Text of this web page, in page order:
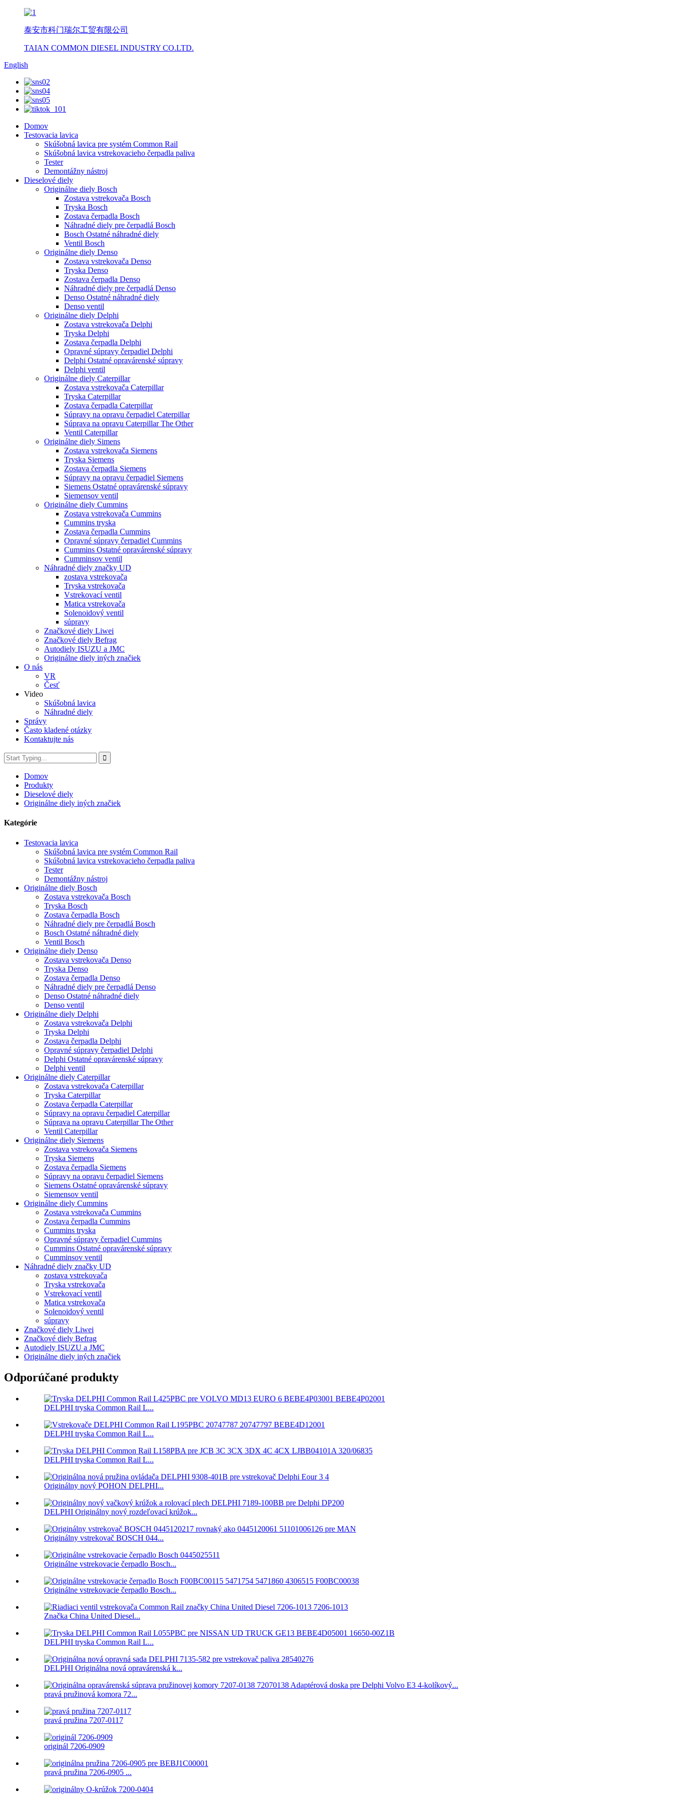
泰安市科门瑞尔工贸有限公司
TAIAN COMMON DIESEL INDUSTRY CO.LTD.
English
Domov
Testovacia lavica
Skúšobná lavica pre systém Common Rail
Skúšobná lavica vstrekovacieho čerpadla paliva
Tester
Demontážny nástroj
Dieselové diely
Originálne diely Bosch
Zostava vstrekovača Bosch
Tryska Bosch
Zostava čerpadla Bosch
Náhradné diely pre čerpadlá Bosch
Bosch Ostatné náhradné diely
Ventil Bosch
Originálne diely Denso
Zostava vstrekovača Denso
Tryska Denso
Zostava čerpadla Denso
Náhradné diely pre čerpadlá Denso
Denso Ostatné náhradné diely
Denso ventil
Originálne diely Delphi
Zostava vstrekovača Delphi
Tryska Delphi
Zostava čerpadla Delphi
Opravné súpravy čerpadiel Delphi
Delphi Ostatné opravárenské súpravy
Delphi ventil
Originálne diely Caterpillar
Zostava vstrekovača Caterpillar
Tryska Caterpillar
Zostava čerpadla Caterpillar
Súpravy na opravu čerpadiel Caterpillar
Súprava na opravu Caterpillar The Other
Ventil Caterpillar
Originálne diely Simens
Zostava vstrekovača Siemens
Tryska Siemens
Zostava čerpadla Siemens
Súpravy na opravu čerpadiel Siemens
Siemens Ostatné opravárenské súpravy
Siemensov ventil
Originálne diely Cummins
Zostava vstrekovača Cummins
Cummins tryska
Zostava čerpadla Cummins
Opravné súpravy čerpadiel Cummins
Cummins Ostatné opravárenské súpravy
Cumminsov ventil
Náhradné diely značky UD
zostava vstrekovača
Tryska vstrekovača
Vstrekovací ventil
Matica vstrekovača
Solenoidový ventil
súpravy
Značkové diely Liwei
Značkové diely Befrag
Autodiely ISUZU a JMC
Originálne diely iných značiek
O nás
VR
Česť
Video
Skúšobná lavica
Náhradné diely
Správy
Často kladené otázky
Kontaktujte nás
Domov
Produkty
Dieselové diely
Originálne diely iných značiek
Kategórie
Testovacia lavica
Skúšobná lavica pre systém Common Rail
Skúšobná lavica vstrekovacieho čerpadla paliva
Tester
Demontážny nástroj
Originálne diely Bosch
Zostava vstrekovača Bosch
Tryska Bosch
Zostava čerpadla Bosch
Náhradné diely pre čerpadlá Bosch
Bosch Ostatné náhradné diely
Ventil Bosch
Originálne diely Denso
Zostava vstrekovača Denso
Tryska Denso
Zostava čerpadla Denso
Náhradné diely pre čerpadlá Denso
Denso Ostatné náhradné diely
Denso ventil
Originálne diely Delphi
Zostava vstrekovača Delphi
Tryska Delphi
Zostava čerpadla Delphi
Opravné súpravy čerpadiel Delphi
Delphi Ostatné opravárenské súpravy
Delphi ventil
Originálne diely Caterpillar
Zostava vstrekovača Caterpillar
Tryska Caterpillar
Zostava čerpadla Caterpillar
Súpravy na opravu čerpadiel Caterpillar
Súprava na opravu Caterpillar The Other
Ventil Caterpillar
Originálne diely Siemens
Zostava vstrekovača Siemens
Tryska Siemens
Zostava čerpadla Siemens
Súpravy na opravu čerpadiel Siemens
Siemens Ostatné opravárenské súpravy
Siemensov ventil
Originálne diely Cummins
Zostava vstrekovača Cummins
Zostava čerpadla Cummins
Cummins tryska
Opravné súpravy čerpadiel Cummins
Cummins Ostatné opravárenské súpravy
Cumminsov ventil
Náhradné diely značky UD
zostava vstrekovača
Tryska vstrekovača
Vstrekovací ventil
Matica vstrekovača
Solenoidový ventil
súpravy
Značkové diely Liwei
Značkové diely Befrag
Autodiely ISUZU a JMC
Originálne diely iných značiek
Odporúčané produkty
DELPHI tryska Common Rail L...
DELPHI tryska Common Rail L...
DELPHI tryska Common Rail L...
Originálny nový POHON DELPHI...
DELPHI Originálny nový rozdeľovací krúžok...
Originálny vstrekovač BOSCH 044...
Originálne vstrekovacie čerpadlo Bosch...
Originálne vstrekovacie čerpadlo Bosch...
Značka China United Diesel...
DELPHI tryska Common Rail L...
DELPHI Originálna nová opravárenská k...
pravá pružinová komora 72...
pravá pružina 7207-0117
originál 7206-0909
pravá pružina 7206-0905 ...